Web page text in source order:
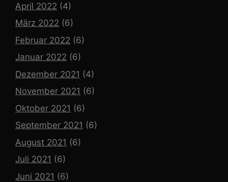
April 2022 (4)
März 2022 (6)
Februar 2022 (6)
Januar 2022 (6)
Dezember 2021 (4)
November 2021 (6)
Oktober 2021 (6)
September 2021 (6)
August 2021 (6)
Juli 2021 (6)
Juni 2021 (6)